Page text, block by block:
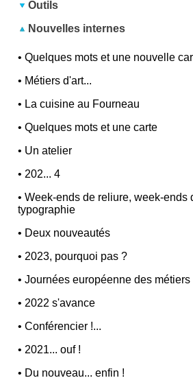
Outils
Nouvelles internes
•Quelques mots et une nouvelle
• Métiers d'art...
• La cuisine au Fourneau
•Quelques mots et une carte
• Un atelier
• 202... 4
•Week-ends de reliure, week-ends
typographie
• Deux nouveautés
• 2023, pourquoi pas ?
•Journées européenne des métiers
• 2022 s'avance
•Conférencier !...
• 2021... ouf !
• Du nouveau... enfin !